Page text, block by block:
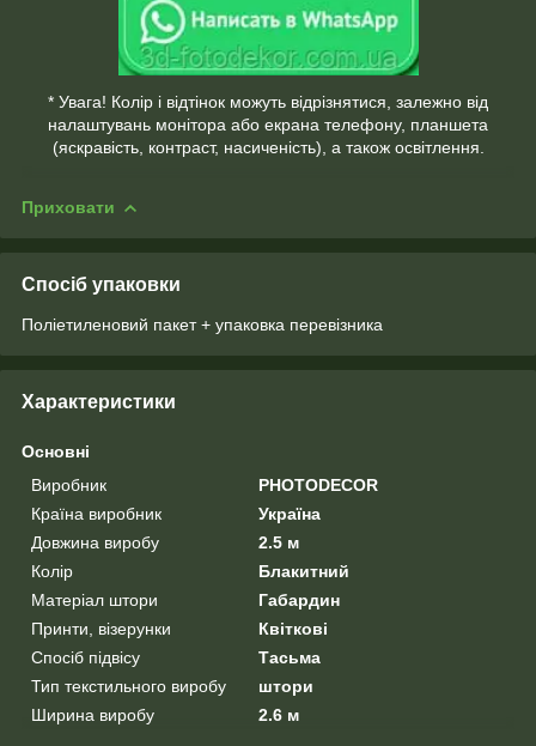
* Увага! Колір і відтінок можуть відрізнятися, залежно від
налаштувань монітора або екрана телефону, планшета
(яскравість, контраст, насиченість), а також освітлення.
Приховати
Спосіб упаковки
Поліетиленовий пакет + упаковка перевізника
Характеристики
Основні
Виробник
PHOTODECOR
Країна виробник
Україна
Довжина виробу
2.5 м
Колір
Блакитний
Матеріал штори
Габардин
Принти, візерунки
Квіткові
Спосіб підвісу
Тасьма
Тип текстильного виробу
штори
Ширина виробу
2.6 м